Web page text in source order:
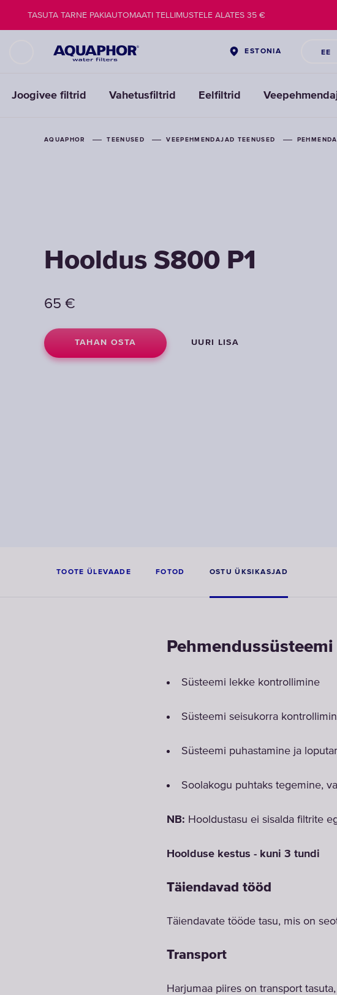
ESTONIA EE
Joogivee filtrid Vahetusfiltrid Eelfiltrid
TASUTA TARNE PAKIAUTOMAATI TELLIMUSTELE ALATES 35 €
AQUAPHOR TEENUSED VEEPEHMENDAJAD TEENUSED
Hooldus S800 P1
65 €
TAHAN OSTA UURI LISA
TOOTE ÜLEVAADE FOTOD OSTU ÜKSIKASJAD
Süsteemi lekke kontrollimine
Süsteemi seisukorra
Süsteemi puhastamine ja
Soolakogu puhtaks tegemine,
NB: Hooldustasu ei sisalda filtrite
Hoolduse kestus - kuni 3 tundi
Täiendavad tööd
Täiendavate tööde tasu, mis on
Transport
Harjumaa piires on transport